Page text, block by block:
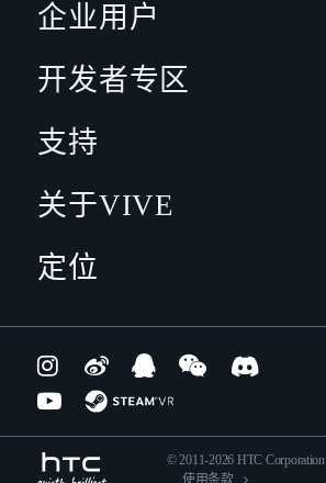
企业用户
开发者专区
支持
关于VIVE
定位
© 2011-2026 HTC Corporation
使用条款